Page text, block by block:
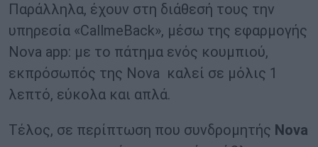
Παράλληλα, έχουν στη διάθεσή τους την
υπηρεσία «CallmeBack», μέσω της εφαρμογής
Nova app: με το πάτημα ενός κουμπιού,
εκπρόσωπός της Nova καλεί σε μόλις 1
λεπτό, εύκολα και απλά.
Τέλος, σε περίπτωση που συνδρομητής Nova